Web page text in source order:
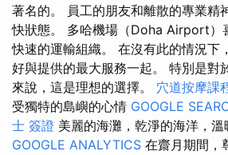
著名的。 員工的朋友和離散的專業精
快狀態。 多哈機場（Doha Airport）
快速的運輸組織。 在沒有此的情況下
好與提供的最大服務一起。 特別是對
來說，這是理想的選擇。 穴道按摩課
受獨特的島嶼的心情 GOOGLE
士 簽證 美麗的海灘，乾淨的海洋，溫
GOOGLE ANALYTICS 在齋月期間，